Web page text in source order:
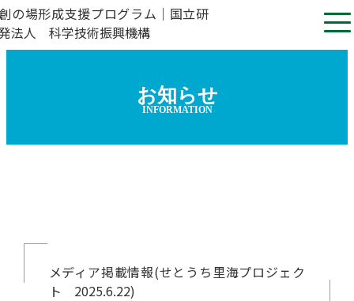
お知らせ
INFORMATION
メディア掲載情報(せとうち里海プロジェク
ト 2025.6.22)